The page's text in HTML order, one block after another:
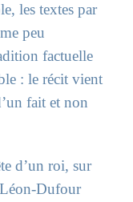
les textes par
peu
factuelle
: le récit vient
fait et non
d’un roi, sur
Dufour